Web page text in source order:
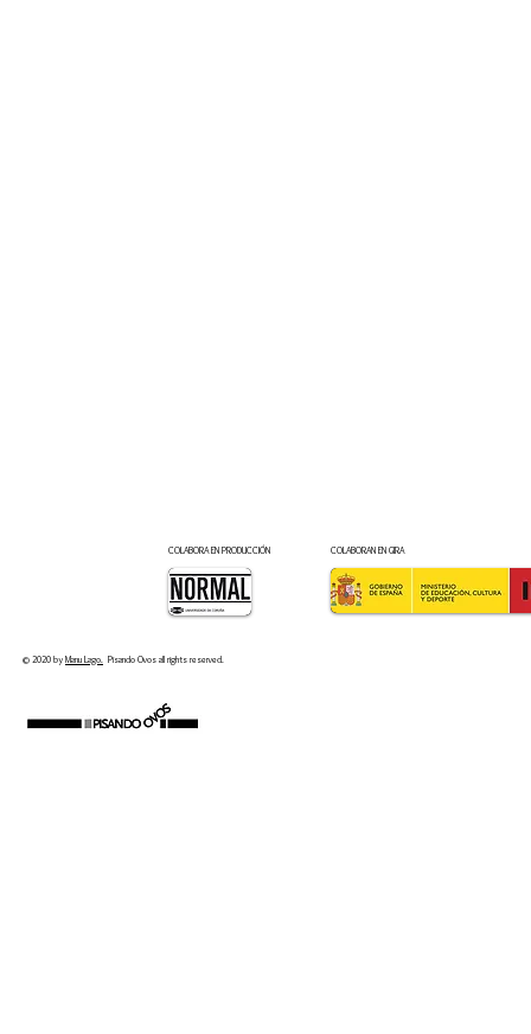
COLABORAN EN GIRA
COLABORA EN PRODUCCIÓN
© 2020 by Manu Lago. Pisando Ovos all rights reserved.